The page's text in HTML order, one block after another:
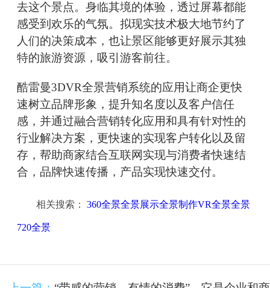
去这个景点。身临其境的体验，透过屏幕都能
感受到欢乐的气氛。拟现实技术极大地节约了
人们的决策成本，也让景区能够更好展示其独
特的旅游资源，吸引游客前往。
酷雷曼3DVR全景营销系统的应用让商企更快
速树立品牌形象，提升知名度以及客户信任
感，并通过融合营销转化应用和具有针对性的
行业解决方案，更快速的实现客户转化以及留
存，帮助商家结合互联网实现与消费者快速结
合，品牌快速传播，产品实现快速交付。
相关搜索： 360全景全景展示全景制作VR全景全景
720全景